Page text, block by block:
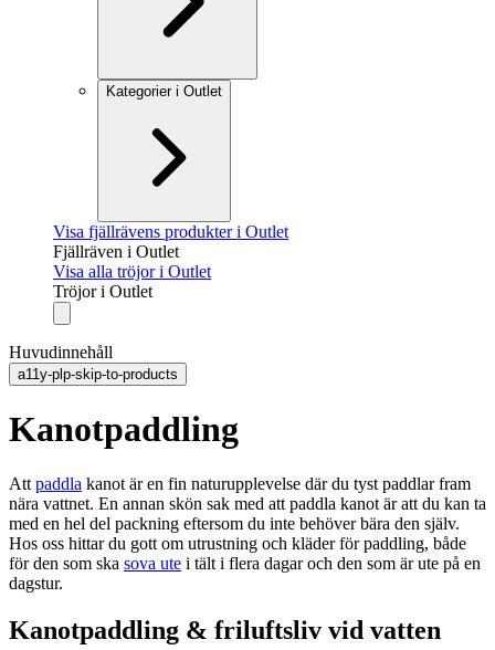
Kategorier i Outlet
Visa fjällrävens produkter i Outlet
Fjällräven i Outlet
Visa alla tröjor i Outlet
Tröjor i Outlet
Huvudinnehåll
a11y-plp-skip-to-products
Kanotpaddling
Att paddla kanot är en fin naturupplevelse där du tyst paddlar fram
nära vattnet. En annan skön sak med att paddla kanot är att du kan ta
med en hel del packning eftersom du inte behöver bära den själv.
Hos oss hittar du gott om utrustning och kläder för paddling, både
för den som ska sova ute i tält i flera dagar och den som är ute på en
dagstur.
Kanotpaddling & friluftsliv vid vatten